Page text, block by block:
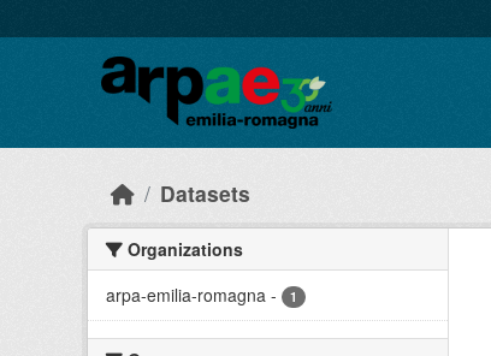
Datasets
Organizations
arpa-emilia-romagna - 1